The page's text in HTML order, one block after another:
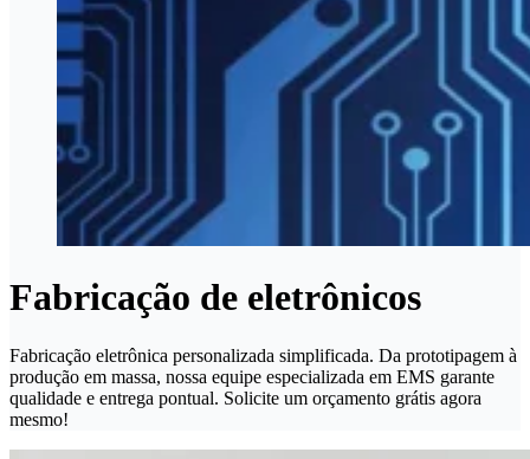
Fabricação de eletrônicos
Fabricação eletrônica personalizada simplificada. Da prototipagem à
produção em massa, nossa equipe especializada em EMS garante
qualidade e entrega pontual. Solicite um orçamento grátis agora
mesmo!